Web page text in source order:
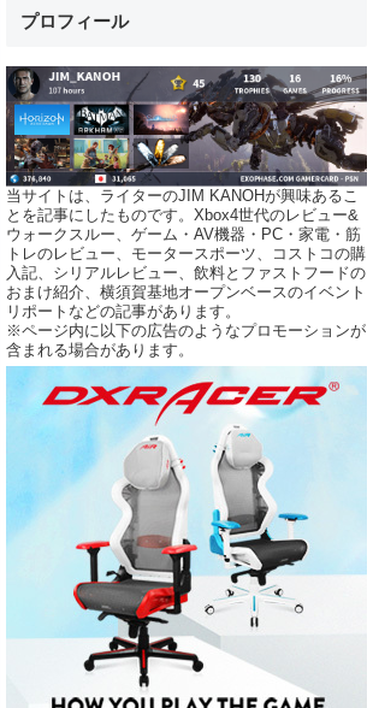
プロフィール
当サイトは、ライターのJIM KANOHが興味あるこ
とを記事にしたものです。Xbox4世代のレビュー&
ウォークスルー、ゲーム・AV機器・PC・家電・筋
トレのレビュー、モータースポーツ、コストコの購
入記、シリアルレビュー、飲料とファストフードの
おまけ紹介、横須賀基地オープンベースのイベント
リポートなどの記事があります。
※ページ内に以下の広告のようなプロモーションが
含まれる場合があります。